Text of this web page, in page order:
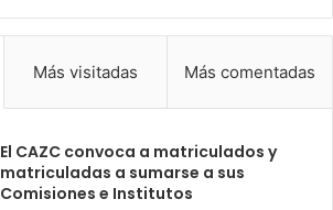
Más visitadas Más comentadas
El CAZC convoca a matriculados y
matriculadas a sumarse a sus
Comisiones e Institutos